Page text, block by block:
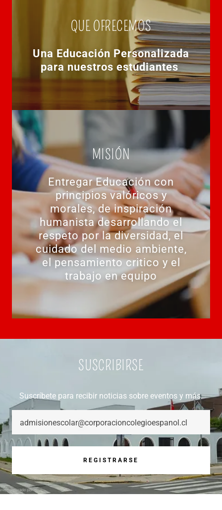
QUE OFRECEMOS
Una Educación Personalizada
para nuestros estudiantes
MISIÓN
Entregar Educación con
principios valóricos y
morales, de inspiración
humanista desarrollando el
respeto por la diversidad, el
cuidado del medio ambiente,
el pensamiento critico y el
trabajo en equipo
SUSCRIBIRSE
Suscríbete para recibir noticias sobre eventos y más.
admisionescolar@corporacioncolegioespanol.cl
REGISTRARSE